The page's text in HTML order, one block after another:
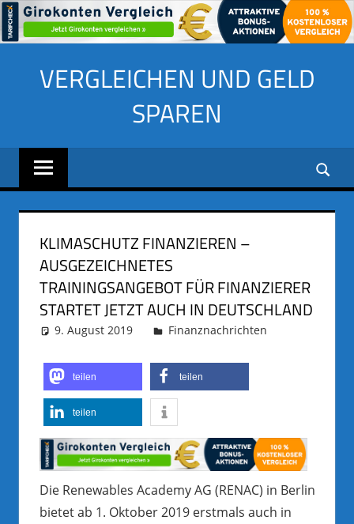
VERGLEICHEN UND GELD
SPAREN
KLIMASCHUTZ FINANZIEREN –
AUSGEZEICHNETES
TRAININGSANGEBOT FÜR FINANZIERER
STARTET JETZT AUCH IN DEUTSCHLAND
9. August 2019 adminus
Finanznachrichten
teilen teilen
teilen
Die Renewables Academy AG (RENAC) in Berlin
bietet ab 1. Oktober 2019 erstmals auch in